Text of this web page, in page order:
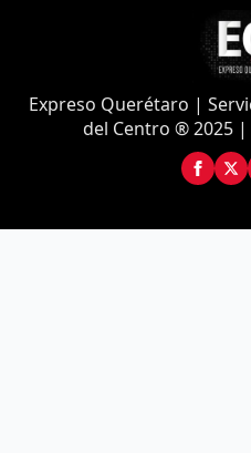
Expreso Querétaro |
del Centro ® 2025 |